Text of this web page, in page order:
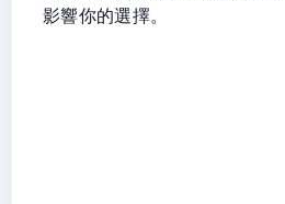
影響你的選擇。